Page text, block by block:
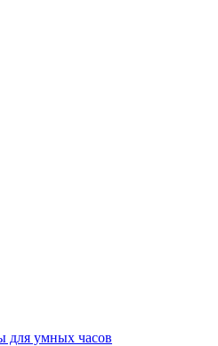
для умных часов